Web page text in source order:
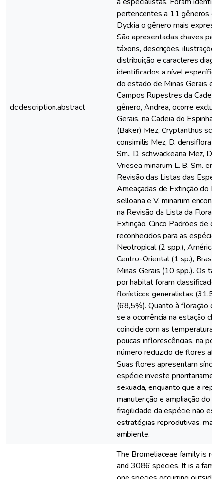
dc.description.abstract
pertencentes a 11 gêneros
Dyckia o gênero mais
São apresentadas chaves
táxons, descrições,
distribuição e caracteres
identificados a nível
do estado de Minas Gerais e
Campos Rupestres da
gênero, Andrea, ocorre
Gerais, na Cadeia do
(Baker) Mez, Cryptanthus
consimilis Mez, D. densiflora
Sm., D. schwackeana Mez,
Vriesea minarum L. B. Sm.
Revisão das Listas das
Ameaçadas de Extinção do
selloana e V. minarum
na Revisão da Lista da Flora
Extinção. Cinco Padrões de
reconhecidos para as
Neotropical (2 spp.),
Centro-Oriental (1 sp.),
Minas Gerais (10 spp.). Os
por habitat foram
florísticos generalistas
(68,5%). Quanto à floração
se a ocorrência na estação
coincide com as
poucas inflorescências, na
número reduzido de flores
Suas flores apresentam
espécie investe
sexuada, enquanto que a
manutenção e ampliação do
fragilidade da espécie não
estratégias reprodutivas,
ambiente.
The Bromeliaceae family is
and 3086 species. It is a